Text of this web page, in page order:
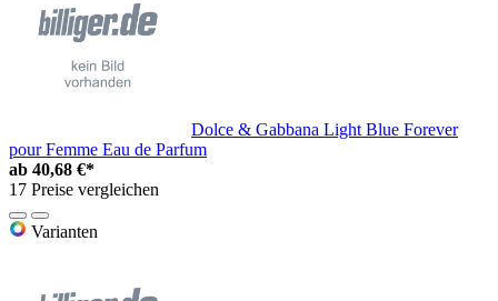
Dolce & Gabbana Light Blue Forever
pour Femme Eau de Parfum
ab 40,68 €*
17 Preise vergleichen
Varianten